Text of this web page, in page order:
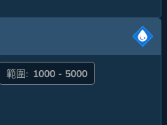
範圍: 1000 - 5000